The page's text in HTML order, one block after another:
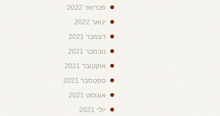
פברואר 2022
ינואר 2022
דצמבר 2021
נובמבר 2021
אוקטובר 2021
ספטמבר 2021
אוגוסט 2021
יולי 2021